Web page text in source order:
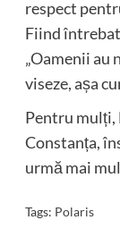
respect
Fiind întrebat
„Oamenii au
viseze, așa
Pentru
Constanța,
urmă mai
Tags: Polaris